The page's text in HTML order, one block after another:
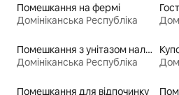
Помешкання на фермі
Домініканська Республіка
Помешкання з унітазом належної висоти для людей з особливими потребами
Домініканська Республіка
Помешкання для відпочинку